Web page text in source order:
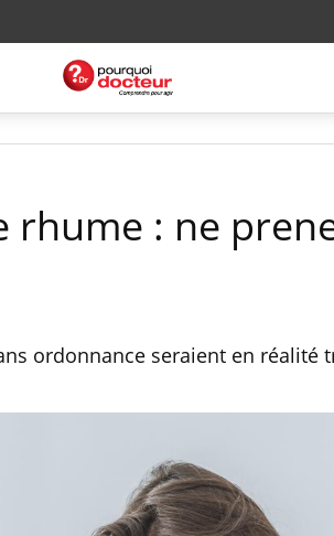
: ne
ordonnance seraient en réalité